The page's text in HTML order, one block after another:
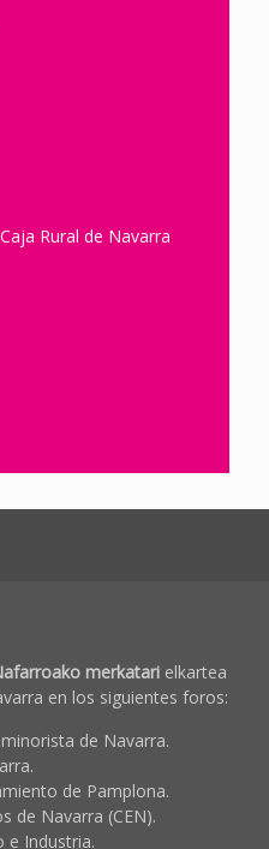
Rural de Navarra
merkatarielkartea
en los siguientes foros:
de Navarra.
de Pamplona.
de Navarra (CEN).
e Industria.